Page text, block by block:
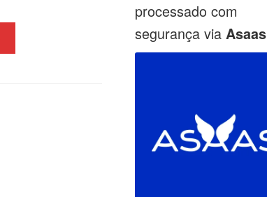
processado com
segurança via Asaas